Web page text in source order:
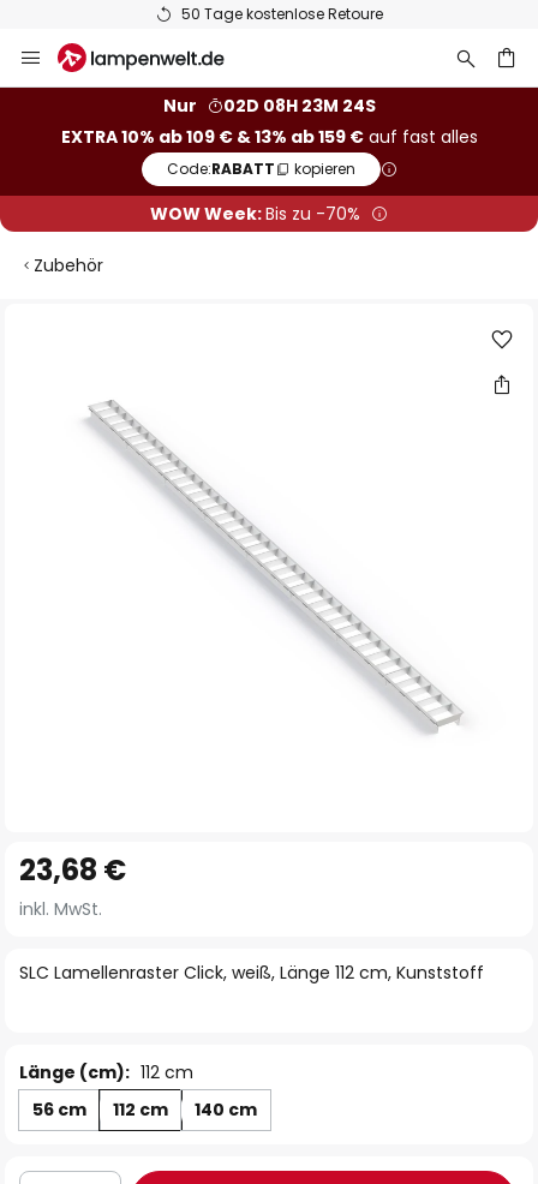
50 Tage kostenlose Retoure
Inhalt
Nur
02D 08H 23M 24S
EXTRA 10% ab 109 € & 13% ab 159 €auf fast alles
Code:RABATT kopieren
WOW Week:Bis zu -70%
Zubehör
Bildgalerie
Anfang
der
springen
SLC Lamellenraster Click, weiß, Länge 112 cm, Kunststoff
23,68 €
inkl. MwSt.
Länge (cm): 112 cm
56 cm
112 cm 140 cm